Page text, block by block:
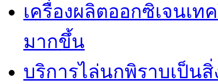
เครื่องผลิตออกซิเจนเ
มากขึ้น
บริการไล่นกพิราบเป็น